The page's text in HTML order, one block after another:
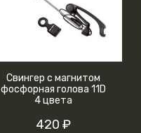
Свингер с магнитом
фосфорная голова 11D
4 цвета
420 ₽